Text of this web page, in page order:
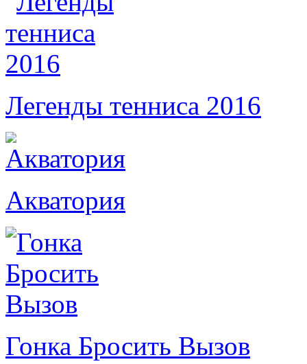
Легенды тенниса 2016
Акватория
Гонка Бросить Вызов